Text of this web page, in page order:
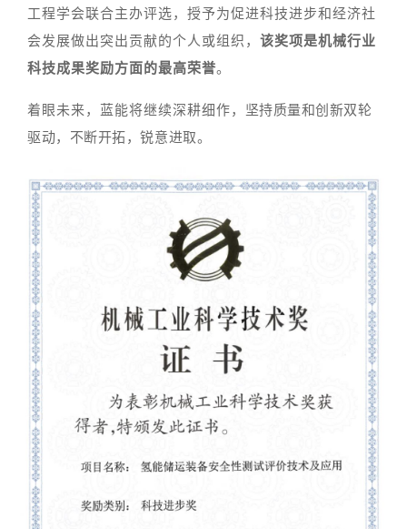
工程学会联合主办评选，授予为促进科技进步和经济社
会发展做出突出贡献的个人或组织，该奖项是机械行业
科技成果奖励方面的最高荣誉。
着眼未来，蓝能将继续深耕细作，坚持质量和创新双轮
驱动，不断开拓，锐意进取。